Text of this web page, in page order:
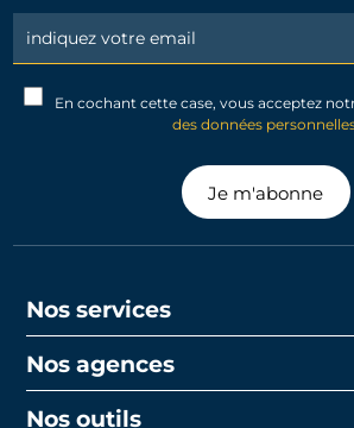
Newsletter
Signup
En cochant cette case, vous acceptez
des données
Je m'abonne
Nos services
Acheter
Nos agences
CISN Agence Immobilière Nantes Decré
Nos outils